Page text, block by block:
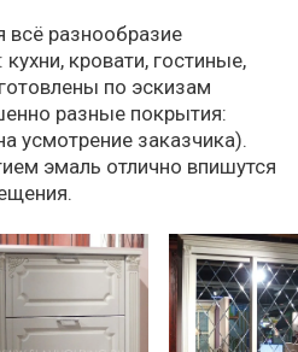
всё разнообразие
кровати, гостиные,
по эскизам
разные покрытия:
усмотрение заказчика).
эмаль отлично впишутся